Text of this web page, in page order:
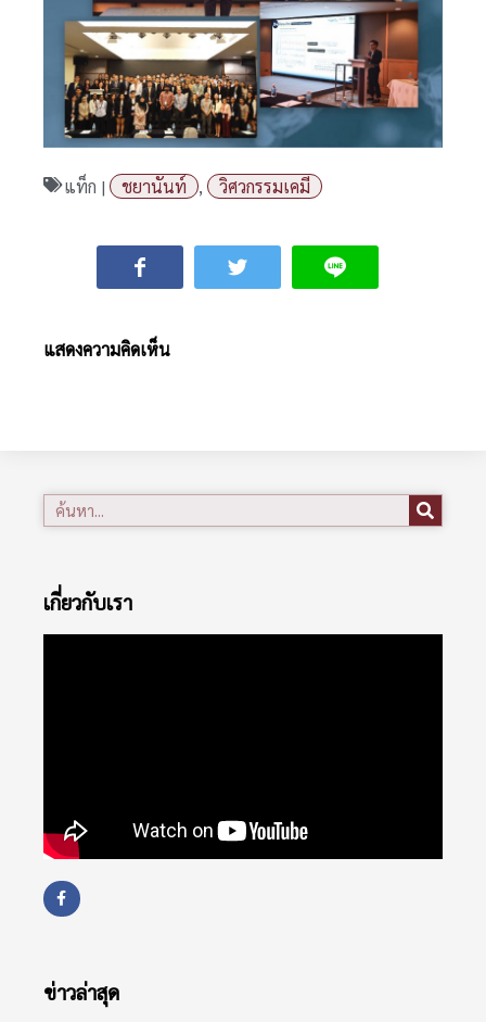
แท็ก | ชยานันท์ , วิศวกรรมเคมี
แสดงความคิดเห็น
เกี่ยวกับเรา
ข่าวล่าสุด